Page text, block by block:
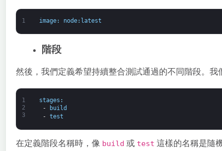
1 image: node: latest
階段
然後，我們定義希望持續整合測試通過的不同階段。我
1
2
3
stages :
-
build
- test
在定義階段名稱時，像 build 或 test 這樣的名稱是隨